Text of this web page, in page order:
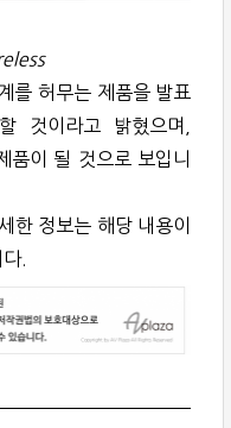
를 허무는 제품을 발표
것이라고 밝혔으며,
품이 될 것으로 보입니
한 정보는 해당 내용이
.